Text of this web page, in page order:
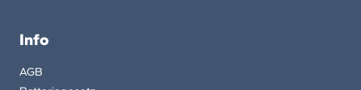
Info
AGB